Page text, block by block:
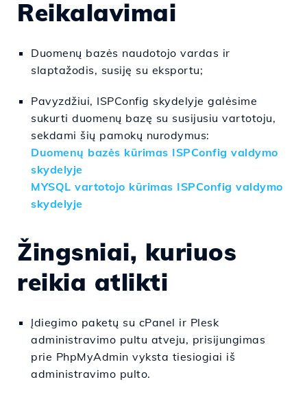
Reikalavimai
Duomenų bazės naudotojo vardas ir
slaptažodis, susiję su eksportu;
Pavyzdžiui, ISPConfig skydelyje galėsime
sukurti duomenų bazę su susijusiu vartotoju,
sekdami šių pamokų nurodymus:
Duomenų bazės kūrimas ISPConfig valdymo
skydelyje
MYSQL vartotojo kūrimas ISPConfig valdymo
skydelyje
Žingsniai, kuriuos
reikia atlikti
Įdiegimo paketų su cPanel ir Plesk
administravimo pultu atveju, prisijungimas
prie PhpMyAdmin vyksta tiesiogiai iš
administravimo pulto.